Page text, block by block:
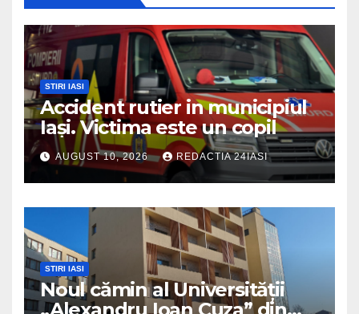
STIRI IASI
Accident rutier in municipiul
Iași. Victima este un copil
AUGUST 10, 2026 REDACTIA 24IASI
STIRI IASI
Noul cămin al Universității